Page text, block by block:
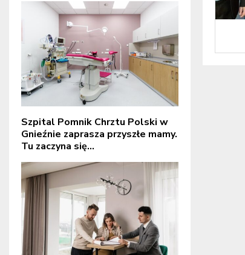
Szpital Pomnik Chrztu Polski w
Gnieźnie zaprasza przyszłe mamy.
Tu zaczyna się...